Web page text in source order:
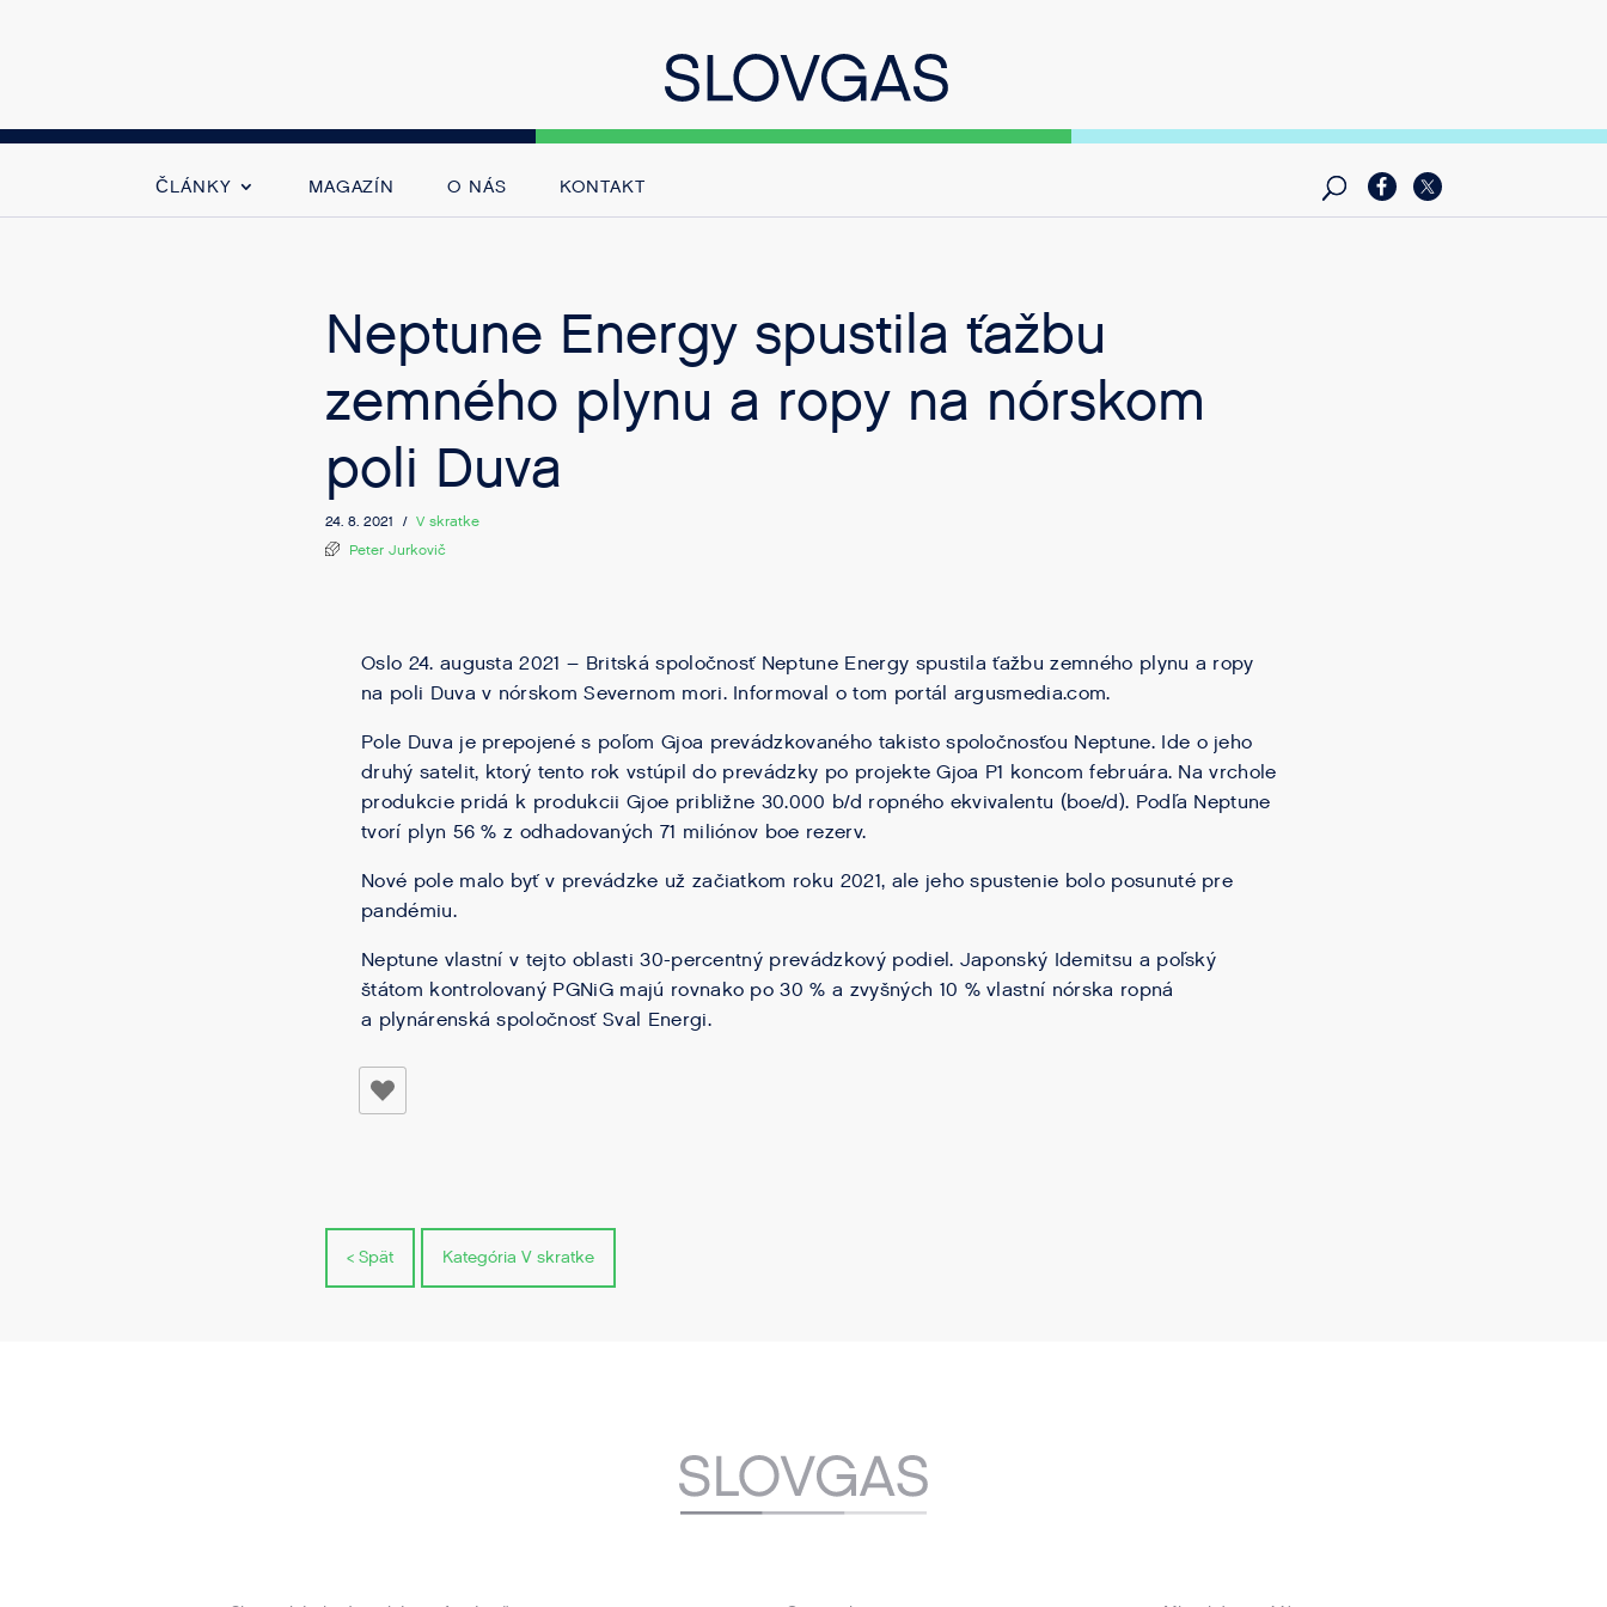
ČLÁNKY MAGAZÍN O NÁS KONTAKT
Neptune Energy spustila ťažbu
zemného plynu a ropy na nórskom
poli Duva
24. 8. 2021 / V skratke
Peter Jurkovič
Oslo 24. augusta 2021 – Britská spoločnosť Neptune Energy spustila ťažbu zemného plynu a ropy
na poli Duva v nórskom Severnom mori. Informoval o tom portál argusmedia.com.
Pole Duva je prepojené s poľom Gjoa prevádzkovaného takisto spoločnosťou Neptune. Ide o jeho
druhý satelit, ktorý tento rok vstúpil do prevádzky po projekte Gjoa P1 koncom februára. Na vrchole
produkcie pridá k produkcii Gjoe približne 30.000 b/d ropného ekvivalentu (boe/d). Podľa Neptune
tvorí plyn 56 % z odhadovaných 71 miliónov boe rezerv.
Nové pole malo byť v prevádzke už začiatkom roku 2021, ale jeho spustenie bolo posunuté pre
pandémiu.
Neptune vlastní v tejto oblasti 30-percentný prevádzkový podiel. Japonský Idemitsu a poľský
štátom kontrolovaný PGNiG majú rovnako po 30 % a zvyšných 10 % vlastní nórska ropná
a plynárenská spoločnosť Sval Energi.
< Spät Kategória V skratke